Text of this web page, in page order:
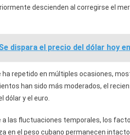
descienden al corregirse el
dispara el precio del dólar hoy
ha repetido en múltiples ocasiones,
han sido más moderados, el
dólar y el euro.
a las fluctuaciones temporales, los
en el peso cubano permanecen